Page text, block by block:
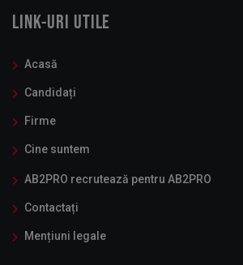
LINK-URI UTILE
Acasă
Candidați
Firme
Cine suntem
AB2PRO recrutează pentru AB2PRO
Contactați
Mențiuni legale